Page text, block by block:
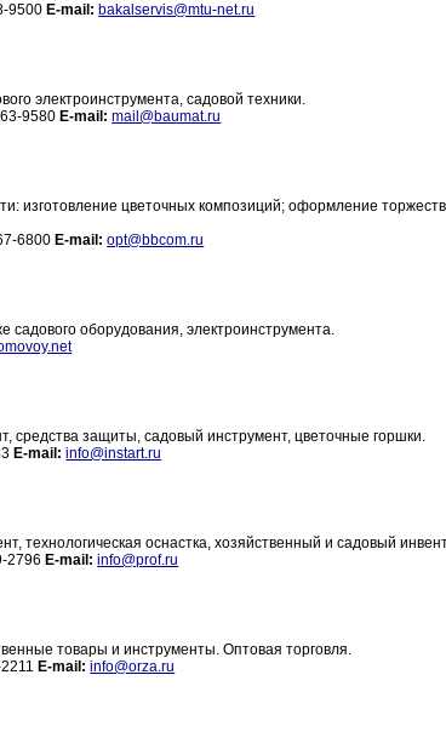
9500 E-mail: bakalservis@mtu-net.ru
электроинструмента, садовой техники.
9580 E-mail: mail@baumat.ru
изготовление цветочных композиций; оформление
6800 E-mail: opt@bbcom.ru
оборудования, электроинструмента.
средства защиты, садовый инструмент, цветочные горшки.
E-mail: info@instart.ru
технологическая оснастка, хозяйственный и садовый
2796 E-mail: info@prof.ru
товары и инструменты. Оптовая торговля.
E-mail: info@orza.ru